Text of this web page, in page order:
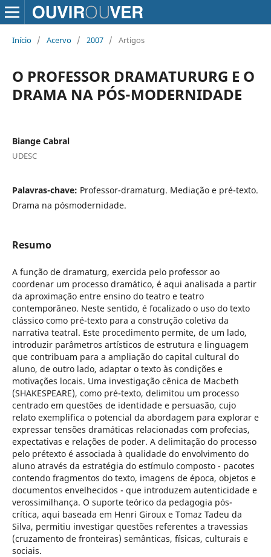
Início / Acervo / 2007 / Artigos
O PROFESSOR DRAMATURURG E O
DRAMA NA PÓS-MODERNIDADE
Biange Cabral
UDESC
Palavras-chave: Professor-dramaturg. Mediação e pré-texto.
Drama na pósmodernidade.
Resumo
A função de dramaturg, exercida pelo professor ao
coordenar um processo dramático, é aqui analisada a partir
da aproximação entre ensino do teatro e teatro
contemporâneo. Neste sentido, é focalizado o uso do texto
clássico como pré-texto para a construção coletiva da
narrativa teatral. Este procedimento permite, de um lado,
introduzir parâmetros artísticos de estrutura e linguagem
que contribuam para a ampliação do capital cultural do
aluno, de outro lado, adaptar o texto às condições e
motivações locais. Uma investigação cênica de Macbeth
(SHAKESPEARE), como pré-texto, delimitou um processo
centrado em questões de identidade e persuasão, cujo
relato exemplifica o potencial da abordagem para explorar e
expressar tensões dramáticas relacionadas com profecias,
expectativas e relações de poder. A delimitação do processo
pelo prétexto é associada à qualidade do envolvimento do
aluno através da estratégia do estímulo composto - pacotes
contendo fragmentos do texto, imagens de época, objetos e
documentos envelhecidos - que introduzem autenticidade e
verossimilhança. O suporte teórico da pedagogia pós-
crítica, aqui baseada em Henri Giroux e Tomaz Tadeu da
Silva, permitiu investigar questões referentes a travessias
(cruzamento de fronteiras) semânticas, físicas, culturais e
sociais.